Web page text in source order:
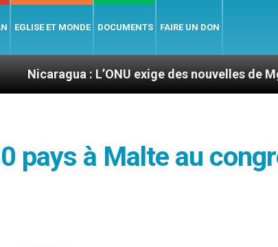
EGLISE ET MONDE DOCUMENTS FAIRE UN DON
: L’ONU exige des nouvelles de Mgr Mata
pays à Malte au